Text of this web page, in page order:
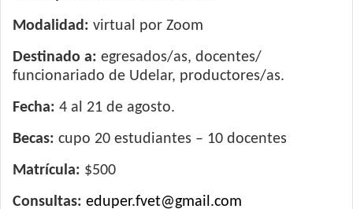
Modalidad: virtual por Zoom
Destinado a: egresados/as, docentes/
funcionariado de Udelar, productores/as.
Fecha: 4 al 21 de agosto.
Becas: cupo 20 estudiantes – 10 docentes
Matrícula: $500
Consultas: eduper.fvet@gmail.com